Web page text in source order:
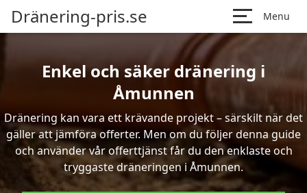
Dränering-pris.se Menu
Enkel och säker dränering i
Åmunnen
Dränering kan vara ett krävande projekt – särskilt när det
gäller att jämföra offerter. Men om du följer denna guide
och använder vår offerttjänst får du den enklaste och
tryggaste dräneringen i Åmunnen.